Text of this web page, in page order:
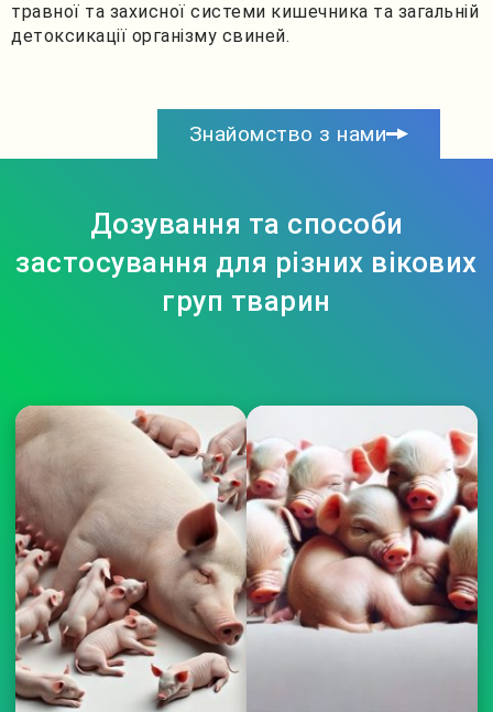
травної та захисної системи кишечника та загальній
детоксикації організму свиней.
Знайомство з нами
Дозування та способи
застосування для різних вікових
груп тварин